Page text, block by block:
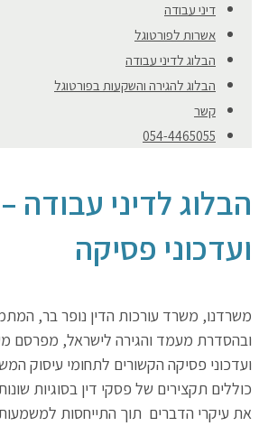
דיני עבודה
אשרות לפורטוגל
הבלוג לדיני עבודה
הבלוג להגירה והשקעות בפורטוגל
קשר
054-4465055
הבלוג לדיני עבודה
ועדכוני פסיקה
משרדנו, משרד עורכות הדין נופר בר,
ובהסדרת מעמד והגירה לישראל, מפרסם
ועדכוני פסיקה הקשורים לתחומי עיסוק
כוללים תקצירים של פסקי דין בסוגיות
את עיקרי הדברים תוך התייחסות